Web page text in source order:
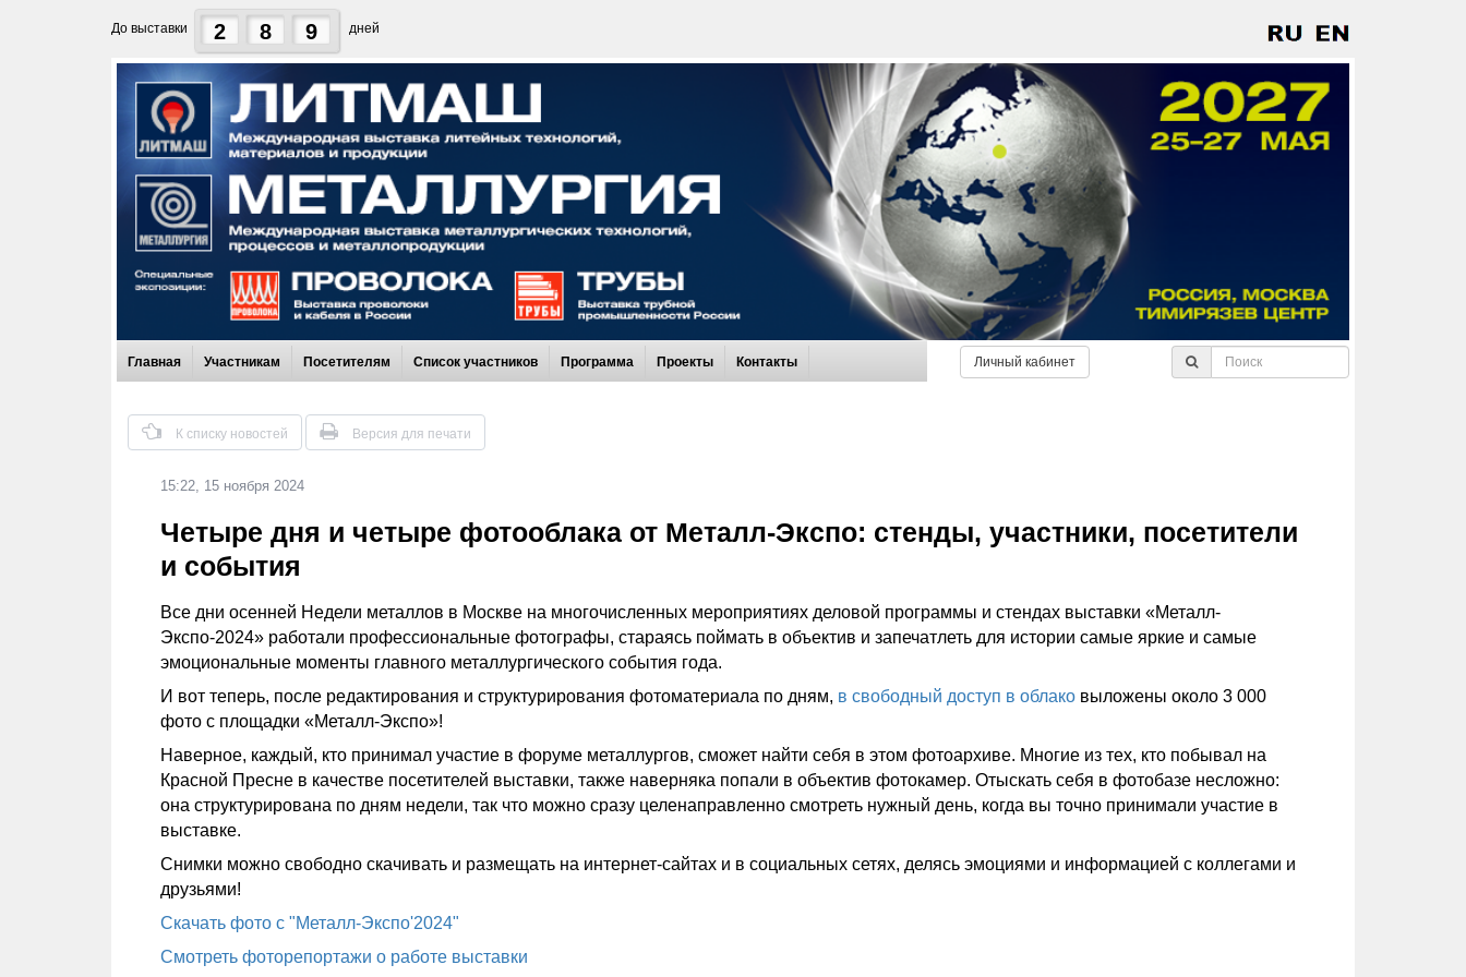
До выставки 2 8 9 дней
Главная Участникам Посетителям Список участников Программа Проекты Контакты Личный кабинет
К списку новостей Версия для печати
15:22, 15 ноября 2024
Четыре дня и четыре фотооблака от Металл-Экспо: стенды, участники, посетители
и события
Все дни осенней Недели металлов в Москве на многочисленных мероприятиях деловой программы и стендах выставки «Металл-
Экспо-2024» работали профессиональные фотографы, стараясь поймать в объектив и запечатлеть для истории самые яркие и самые
эмоциональные моменты главного металлургического события года.
И вот теперь, после редактирования и структурирования фотоматериала по дням, в свободный доступ в облако выложены около 3 000
фото с площадки «Металл-Экспо»!
Наверное, каждый, кто принимал участие в форуме металлургов, сможет найти себя в этом фотоархиве. Многие из тех, кто побывал на
Красной Пресне в качестве посетителей выставки, также наверняка попали в объектив фотокамер. Отыскать себя в фотобазе несложно:
она структурирована по дням недели, так что можно сразу целенаправленно смотреть нужный день, когда вы точно принимали участие в
выставке.
Снимки можно свободно скачивать и размещать на интернет-сайтах и в социальных сетях, делясь эмоциями и информацией с коллегами и
друзьями!
Скачать фото с "Металл-Экспо'2024"
Смотреть фоторепортажи о работе выставки